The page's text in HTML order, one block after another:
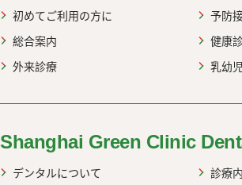
初めてご利用の方に
予防
総合案内
健康
外来診療
乳幼
Shanghai Green Clinic
デンタルについて 診療